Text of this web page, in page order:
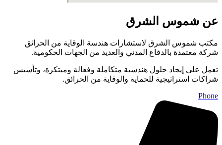
عن شموس الشرق
مكتب شموس الشرق لاستشارات هندسة الوقاية من الحرائق
شركة معتمدة بالدفاع المدني والعديد من الجهات الحكومية.
تعمل على إيجاد حلول هندسية متكاملة وفعالة ومبتكرة، وتأسيس
شراكات استراتيجية للحماية والوقاية من الحرائق.
Phone